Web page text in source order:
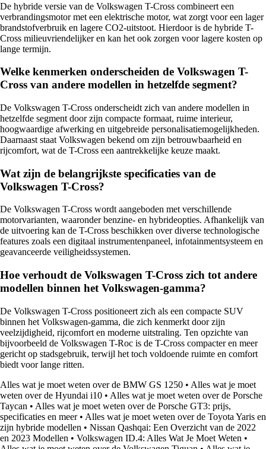
De hybride versie van de Volkswagen T-Cross combineert een
verbrandingsmotor met een elektrische motor, wat zorgt voor een lager
brandstofverbruik en lagere CO2-uitstoot. Hierdoor is de hybride T-
Cross milieuvriendelijker en kan het ook zorgen voor lagere kosten op
lange termijn.
Welke kenmerken onderscheiden de Volkswagen T-
Cross van andere modellen in hetzelfde segment?
De Volkswagen T-Cross onderscheidt zich van andere modellen in
hetzelfde segment door zijn compacte formaat, ruime interieur,
hoogwaardige afwerking en uitgebreide personalisatiemogelijkheden.
Daarnaast staat Volkswagen bekend om zijn betrouwbaarheid en
rijcomfort, wat de T-Cross een aantrekkelijke keuze maakt.
Wat zijn de belangrijkste specificaties van de
Volkswagen T-Cross?
De Volkswagen T-Cross wordt aangeboden met verschillende
motorvarianten, waaronder benzine- en hybrideopties. Afhankelijk van
de uitvoering kan de T-Cross beschikken over diverse technologische
features zoals een digitaal instrumentenpaneel, infotainmentsysteem en
geavanceerde veiligheidssystemen.
Hoe verhoudt de Volkswagen T-Cross zich tot andere
modellen binnen het Volkswagen-gamma?
De Volkswagen T-Cross positioneert zich als een compacte SUV
binnen het Volkswagen-gamma, die zich kenmerkt door zijn
veelzijdigheid, rijcomfort en moderne uitstraling. Ten opzichte van
bijvoorbeeld de Volkswagen T-Roc is de T-Cross compacter en meer
gericht op stadsgebruik, terwijl het toch voldoende ruimte en comfort
biedt voor lange ritten.
Alles wat je moet weten over de BMW GS 1250 • Alles wat je moet
weten over de Hyundai i10 • Alles wat je moet weten over de Porsche
Taycan • Alles wat je moet weten over de Porsche GT3: prijs,
specificaties en meer• Alles wat je moet weten over de Toyota Yaris en
zijn hybride modellen • Nissan Qashqai: Een Overzicht van de 2022
en 2023 Modellen • Volkswagen ID.4: Alles Wat Je Moet Weten •